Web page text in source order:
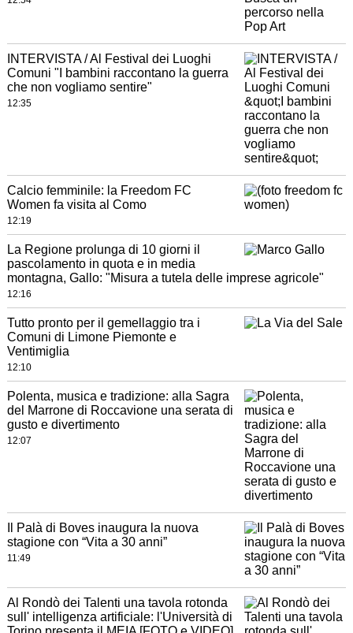
INTERVISTA / Al Festival dei Luoghi
Comuni "I bambini raccontano la guerra
che non vogliamo sentire"
12:35
Calcio femminile: la Freedom FC
Women fa visita al Como
12:19
La Regione prolunga di 10 giorni il
pascolamento in quota e in media
montagna, Gallo: "Misura a tutela delle imprese agricole"
12:16
Tutto pronto per il gemellaggio tra i
Comuni di Limone Piemonte e
Ventimiglia
12:10
Polenta, musica e tradizione: alla Sagra
del Marrone di Roccavione una serata di
gusto e divertimento
12:07
Il Palà di Boves inaugura la nuova
stagione con “Vita a 30 anni”
11:49
Al Rondò dei Talenti una tavola rotonda
sull' intelligenza artificiale: l'Università di